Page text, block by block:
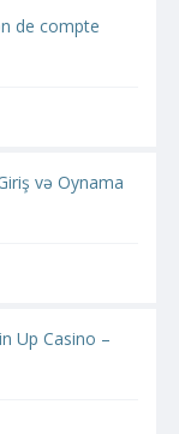
de compte
və Oynama
Up Casino –